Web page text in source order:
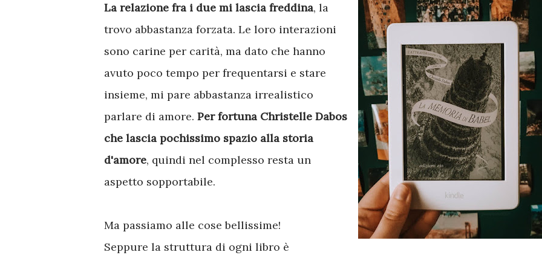
La relazione fra i due mi lascia freddina, la
trovo abbastanza forzata. Le loro interazioni
sono carine per carità, ma dato che hanno
avuto poco tempo per frequentarsi e stare
insieme, mi pare abbastanza irrealistico
parlare di amore. Per fortuna Christelle Dabos
che lascia pochissimo spazio alla storia
d'amore, quindi nel complesso resta un
aspetto sopportabile.
Ma passiamo alle cose bellissime!
Seppure la struttura di ogni libro è